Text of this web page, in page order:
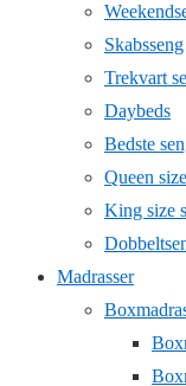
Skabsseng
Trekvart
Daybeds
Bedste
Queen
King size
Madrasser